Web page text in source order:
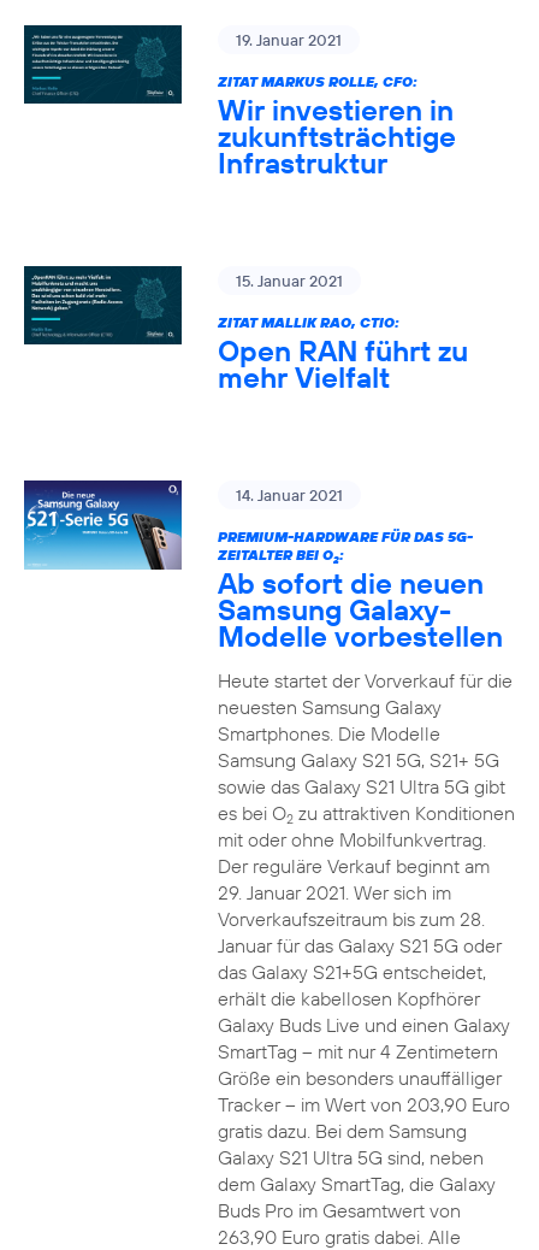
19. Januar 2021
ZITAT MARKUS ROLLE, CFO:
Wir investieren in
zukunftsträchtige
Infrastruktur
15. Januar 2021
ZITAT MALLIK RAO, CTIO:
Open RAN führt zu
mehr Vielfalt
14. Januar 2021
PREMIUM-HARDWARE FÜR DAS 5G-
ZEITALTER BEI O2:
Ab sofort die neuen
Samsung Galaxy-
Modelle vorbestellen
Heute startet der Vorverkauf für die
neuesten Samsung Galaxy
Smartphones. Die Modelle
Samsung Galaxy S21 5G, S21+ 5G
sowie das Galaxy S21 Ultra 5G gibt
es bei O2zu attraktiven Konditionen
mit oder ohne Mobilfunkvertrag.
Der reguläre Verkauf beginnt am
29. Januar 2021. Wer sich im
Vorverkaufszeitraum bis zum 28.
Januar für das Galaxy S21 5G oder
das Galaxy S21+5G entscheidet,
erhält die kabellosen Kopfhörer
Galaxy Buds Live und einen Galaxy
SmartTag – mit nur 4 Zentimetern
Größe ein besonders unauffälliger
Tracker – im Wert von 203,90 Euro
gratis dazu. Bei dem Samsung
Galaxy S21 Ultra 5G sind, neben
dem Galaxy SmartTag, die Galaxy
Buds Pro im Gesamtwert von
263,90 Euro gratis dabei. Alle